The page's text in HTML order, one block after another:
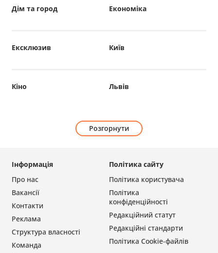
Дім та город Економіка
Ексклюзив Київ
Кіно Львів
Розгорнути
Політика сайту
Політика користувача
Політика
конфіденційності
Редакційний статут
Редакційні стандарти
Політика Cookie-файлів
Інформація
Про нас
Вакансії
Контакти
Реклама
Структура власності
Команда